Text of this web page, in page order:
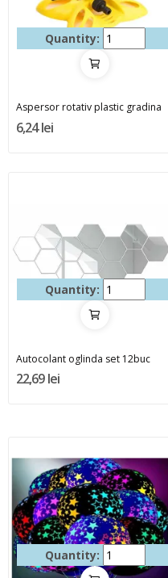
Quantity:
Aspersor rotativ plastic gradina
6,24 lei
Quantity:
Autocolant oglinda set 12buc
22,69 lei
Quantity: